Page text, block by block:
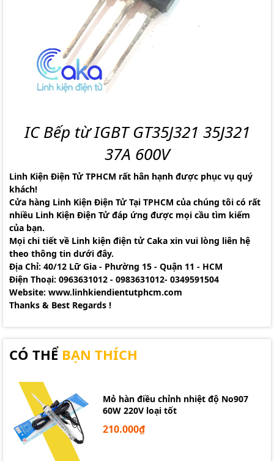
IC Bếp từ IGBT GT35J321 35J321
37A 600V
Linh Kiện Điện Tử TPHCM rất hân hạnh được phục vụ quý
khách!
Cửa hàng Linh Kiện Điện Tử Tại TPHCM của chúng tôi có rất
nhiều Linh Kiện Điện Tử đáp ứng được mọi cầu tìm kiếm
của bạn.
Mọi chi tiết về Linh kiện điện tử Caka xin vui lòng liên hệ
theo thông tin dưới đây.
Địa Chỉ: 40/12 Lữ Gia - Phường 15 - Quận 11 - HCM
Điện Thoại: 0963631012 - 0983631012- 0349591504
Website: www.linhkiendientutphcm.com
Thanks & Best Regards !
CÓ THỂ BẠN THÍCH
Mỏ hàn điều chỉnh nhiệt độ No907
60W 220V loại tốt
210.000₫